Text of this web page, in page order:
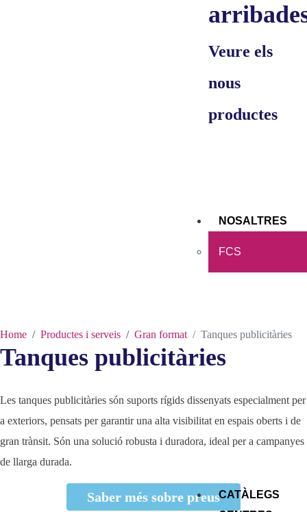
Veure els
nous
productes
NOSALTRES
FCS
CATÀLEGS
Home Productes i serveis Gran format Tanques publicitàries
Tanques publicitàries
Les tanques publicitàries són suports rígids dissenyats especialment per
a exteriors, pensats per garantir una alta visibilitat en espais oberts i de
gran trànsit. Són una solució robusta i duradora, ideal per a campanyes
de llarga durada.
Saber més sobre preus